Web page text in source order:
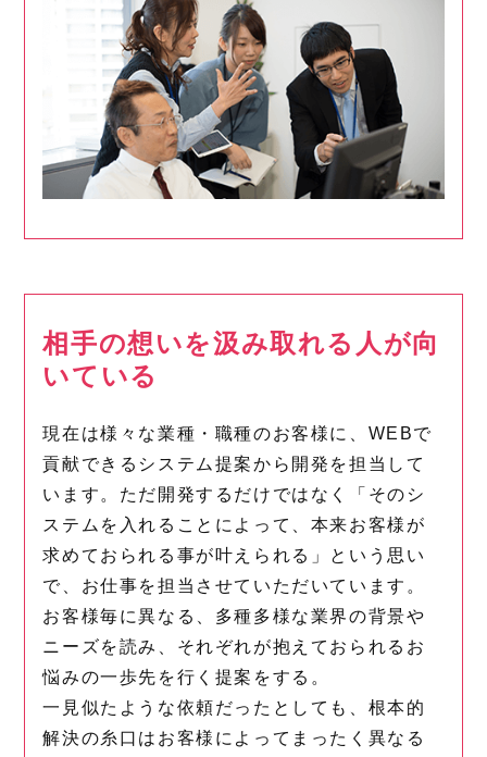
相手の想いを汲み取れる人が向
いている
現在は様々な業種・職種のお客様に、WEBで
貢献できるシステム提案から開発を担当して
います。ただ開発するだけではなく「そのシ
ステムを入れることによって、本来お客様が
求めておられる事が叶えられる」という思い
で、お仕事を担当させていただいています。
お客様毎に異なる、多種多様な業界の背景や
ニーズを読み、それぞれが抱えておられるお
悩みの一歩先を行く提案をする。
一見似たような依頼だったとしても、根本的
解決の糸口はお客様によってまったく異なる